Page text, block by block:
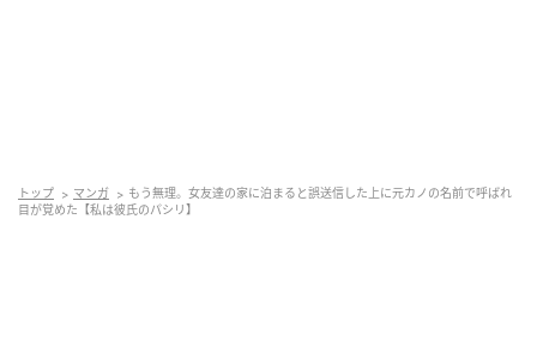
トップ マンガ
もう無理。女友達の家に泊まると誤送信した上に元カノの名前で呼ばれ
目が覚めた【私は彼氏のパシリ】